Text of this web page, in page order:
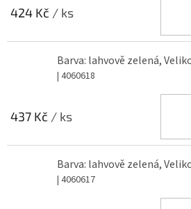
424 Kč / ks
Barva: lahvově zelená,
| 4060618
437 Kč / ks
Barva: lahvově zelená,
| 4060617